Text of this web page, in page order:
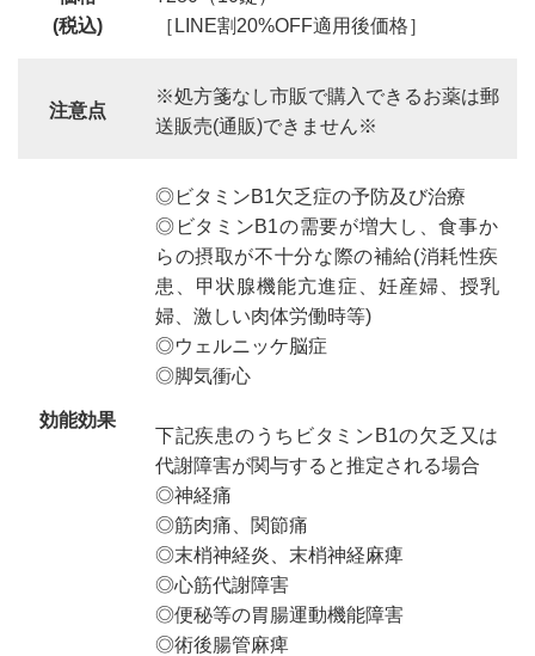
(税込)
［LINE割20%OFF適用後価格］
注意点
※処方箋なし市販で購入できるお薬は郵
送販売(通販)できません※
効能効果
◎ビタミンB1欠乏症の予防及び治療
◎ビタミンB1の需要が増大し、食事か
らの摂取が不十分な際の補給(消耗性疾
患、甲状腺機能亢進症、妊産婦、授乳
婦、激しい肉体労働時等)
◎ウェルニッケ脳症
◎脚気衝心
下記疾患のうちビタミンB1の欠乏又は
代謝障害が関与すると推定される場合
◎神経痛
◎筋肉痛、関節痛
◎末梢神経炎、末梢神経麻痺
◎心筋代謝障害
◎便秘等の胃腸運動機能障害
◎術後腸管麻痺